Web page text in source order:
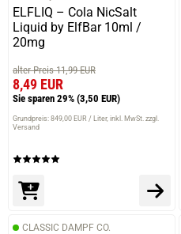
ELFLIQ – Cola NicSalt
Liquid by ElfBar 10ml /
20mg
alter Preis 11,99 EUR
8,49 EUR
Sie sparen 29% (3,50 EUR)
Grundpreis: 849,00 EUR / Liter inkl. MwSt. zzgl.
Versand
CLASSIC DAMPF CO.